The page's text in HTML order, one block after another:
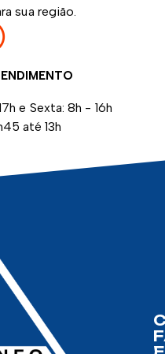
sua região.
e Sexta: 8h - 16h
até 13h